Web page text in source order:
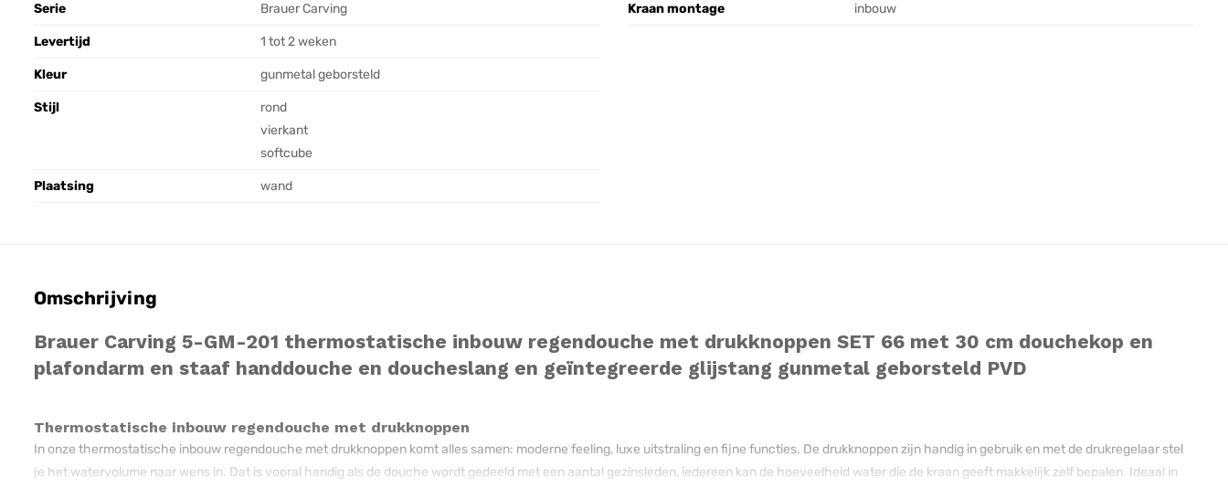
Serie Brauer Carving
Levertijd 1 tot 2 weken
Kleur gunmetal geborsteld
Stijl
rond
vierkant
softcube
Plaatsing wand
Kraan montage inbouw
Omschrijving
Brauer Carving 5-GM-201 thermostatische inbouw regendouche met drukknoppen SET 66 met 30 cm douchekop en
plafondarm en staaf handdouche en doucheslang en geïntegreerde glijstang gunmetal geborsteld PVD
Thermostatische inbouw regendouche met drukknoppen
In onze thermostatische inbouw regendouche met drukknoppen komt alles samen: moderne feeling, luxe uitstraling en fijne functies. De drukknoppen zijn handig in gebruik en met de drukregelaar stel
je het watervolume naar wens in. Dat is vooral handig als de douche wordt gedeeld met een aantal gezinsleden, iedereen kan de hoeveelheid water die de kraan geeft makkelijk zelf bepalen. Ideaal in